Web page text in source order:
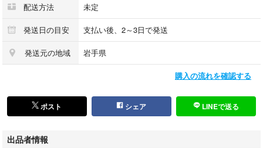
■I■注意事項■I■
クリーニングしておりません。ホコリや汚れは現状になります。
全ての難がある部分の写真を載せきれておりませんので、文章をよくお読
みになり、年数の経過した品物であること、一度人の手に渡ったものであ
必ず写真をご確認いただき、入札のご検討をお願い致します。
あくまで中古品、現状渡しになりますので、状態に神経質な方の入札はご
配送方法 未定
発送日の目安 支払い後、2～3日で発送
発送元の地域 岩手県
購入の流れを確認する
ポスト シェア LINEで送る
出品者情報